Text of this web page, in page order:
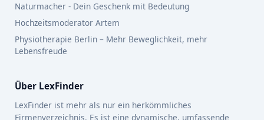
Naturmacher - Dein Geschenk mit Bedeutung
Hochzeitsmoderator Artem
Physiotherapie Berlin – Mehr Beweglichkeit, mehr
Lebensfreude
Über LexFinder
LexFinder ist mehr als nur ein herkömmliches
Firmenverzeichnis. Es ist eine dynamische, umfassende